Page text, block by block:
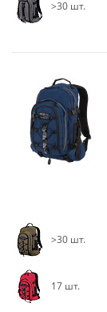
>30 шт.
>30 шт.
17 шт.